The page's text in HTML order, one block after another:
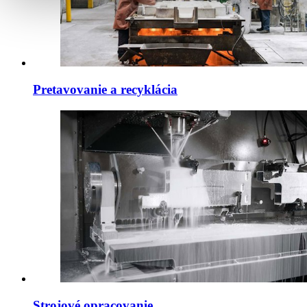
Pretavovanie a recyklácia